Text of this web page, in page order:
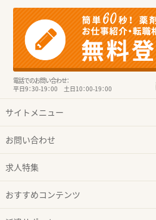
電話でのお問い合わせ：
平日9：30-19：00 土日10：00-19：00
サイトメニュー
お問い合わせ
求人特集
おすすめコンテンツ